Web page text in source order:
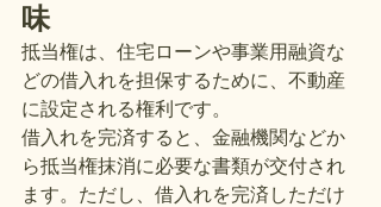
味
抵当権は、住宅ローンや事業用融資な
どの借入れを担保するために、不動産
に設定される権利です。
借入れを完済すると、金融機関などか
ら抵当権抹消に必要な書類が交付され
ます。ただし、借入れを完済しただけ